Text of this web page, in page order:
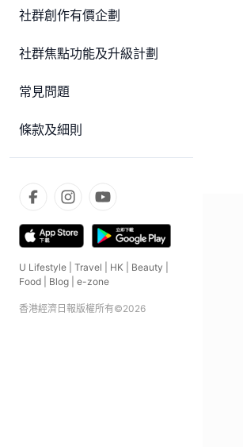
社群創作有價企劃
社群焦點功能及升級計劃
常見問題
條款及細則
U Lifestyle Travel HK Beauty
Food
Blog e-zone
香港經濟日報版權所有©2026